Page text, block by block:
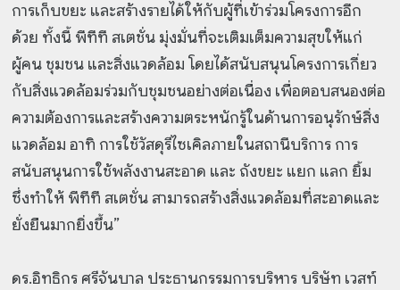
การเก็บขยะ และสร้างรายได้ให้กับผู้ที่เข้าร่วมโครงการอีก
ด้วย ทั้งนี้ พีทีที สเตชั่น มุ่งมั่นที่จะเติมเต็มความสุขให้แก่
ผู้คน ชุมชน และสิ่งแวดล้อม โดยได้สนับสนุนโครงการเกี่ยว
กับสิ่งแวดล้อมร่วมกับชุมชนอย่างต่อเนื่อง เพื่อตอบสนองต่อ
ความต้องการและสร้างความตระหนักรู้ในด้านการอนุรักษ์สิ่ง
แวดล้อม อาทิ การใช้วัสดุรีไซเคิลภายในสถานีบริการ การ
สนับสนุนการใช้พลังงานสะอาด และ ถังขยะ แยก แลก ยิ้ม
ซึ่งทำให้ พีทีที สเตชั่น สามารถสร้างสิ่งแวดล้อมที่สะอาดและ
ยั่งยืนมากยิ่งขึ้น”
ดร.อิทธิกร ศรีจันบาล ประธานกรรมการบริหาร บริษัท เวสท์